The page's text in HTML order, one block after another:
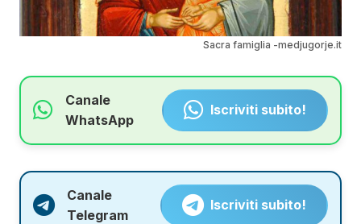
Sacra famiglia -medjugorje.it
Canale
WhatsApp
Iscriviti subito!
Canale
Telegram
Iscriviti subito!